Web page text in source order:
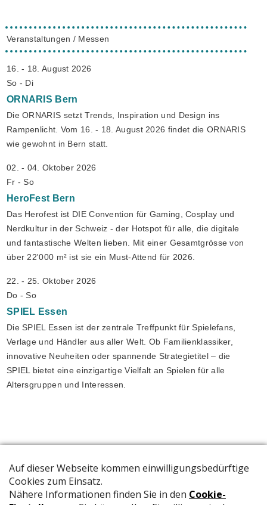
Veranstaltungen / Messen
16. - 18. August 2026
So - Di
ORNARIS Bern
Die ORNARIS setzt Trends, Inspiration und Design ins
Rampenlicht. Vom 16. - 18. August 2026 findet die ORNARIS
wie gewohnt in Bern statt.
02. - 04. Oktober 2026
Fr - So
HeroFest Bern
Das Herofest ist DIE Convention für Gaming, Cosplay und
Nerdkultur in der Schweiz - der Hotspot für alle, die digitale
und fantastische Welten lieben. Mit einer Gesamtgrösse von
über 22'000 m² ist sie ein Must-Attend für 2026.
22. - 25. Oktober 2026
Do - So
SPIEL Essen
Die SPIEL Essen ist der zentrale Treffpunkt für Spielefans,
Verlage und Händler aus aller Welt. Ob Familienklassiker,
innovative Neuheiten oder spannende Strategietitel – die
SPIEL bietet eine einzigartige Vielfalt an Spielen für alle
Altersgruppen und Interessen.